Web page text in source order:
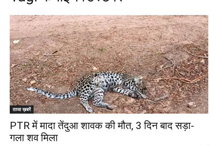
ताजा ख़बरें
PTR में मादा तेंदुआ शावक की मौत, 3 दिन बाद सड़ा-
गला शव मिला